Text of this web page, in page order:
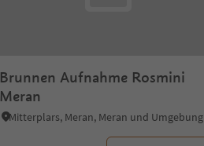
Brunnen Aufnahme Rosmini
Meran
Mitterplars, Meran, Meran und Umgebung